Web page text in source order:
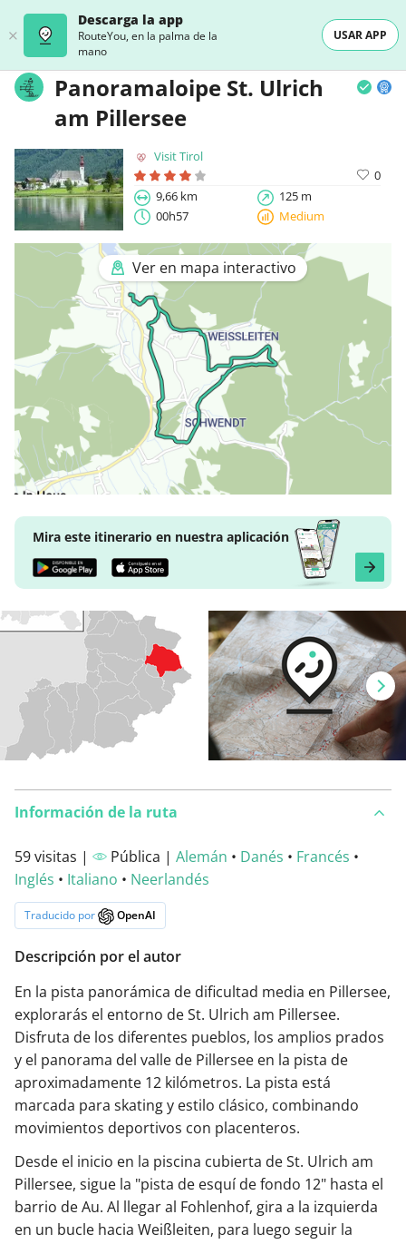
Descarga la app
RouteYou, en la palma de la
mano
USAR APP
Panoramaloipe St. Ulrich
am Pillersee
Visit Tirol
0
9,66 km
125 m
00h57
Medium
Ver en mapa interactivo
Mira este itinerario en nuestra aplicación
Información de la ruta
59 visitas | Pública | Alemán • Danés • Francés •
Inglés • Italiano • Neerlandés
Traducido por OpenAI
Descripción por el autor
En la pista panorámica de dificultad media en Pillersee,
explorarás el entorno de St. Ulrich am Pillersee.
Disfruta de los diferentes pueblos, los amplios prados
y el panorama del valle de Pillersee en la pista de
aproximadamente 12 kilómetros. La pista está
marcada para skating y estilo clásico, combinando
movimientos deportivos con placenteros.
Desde el inicio en la piscina cubierta de St. Ulrich am
Pillersee, sigue la "pista de esquí de fondo 12" hasta el
barrio de Au. Al llegar al Fohlenhof, gira a la izquierda
en un bucle hacia Weißleiten, para luego seguir la